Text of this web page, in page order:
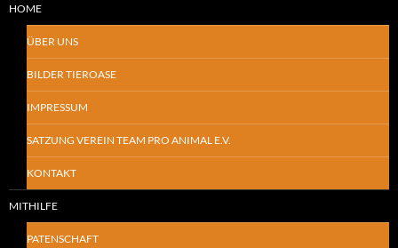
HOME
ÜBER UNS
BILDER TIEROASE
IMPRESSUM
SATZUNG VEREIN TEAM PRO ANIMAL E.V.
KONTAKT
MITHILFE
PATENSCHAFT